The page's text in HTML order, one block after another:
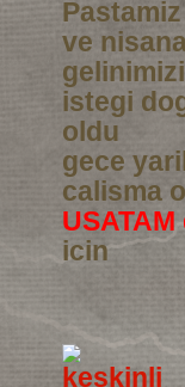
ve
istegi
oldu
gece
calisma
icin